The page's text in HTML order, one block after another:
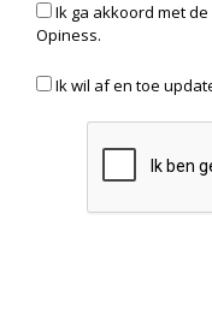
Ik ga akkoord met de
Opiness.
Ik wil af en toe